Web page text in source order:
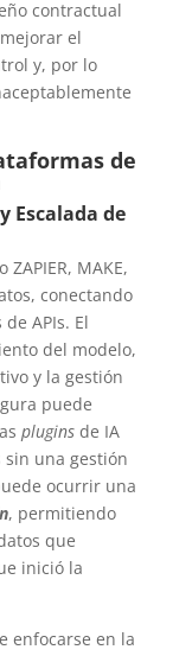
contractual
el
y, por lo
de
Escalada de
MAKE,
conectando
APIs. El
del modelo,
y la gestión
puede
pluginsde IA
sin una gestión
ocurrir una
, permitiendo
que
inició la
enfocarse en la